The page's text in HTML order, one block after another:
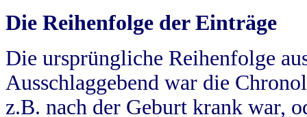
Die Reihenfolge der Einträge
Die ursprüngliche Reihenfolge
Ausschlaggebend war die
z.B. nach der Geburt krank war,